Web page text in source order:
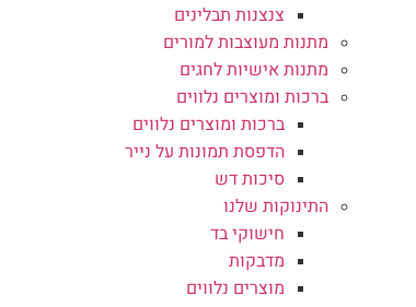
צנצנות תבלינים
מתנות מעוצבות למורים
מתנות אישיות לחגים
ברכות ומוצרים נלווים
ברכות ומוצרים נלווים
הדפסת תמונות על נייר
סיכות דש
התינוקות שלנו
חישוקי בד
מדבקות
מוצרים נלווים